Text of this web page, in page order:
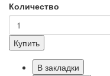
Количество
Купить
В закладки